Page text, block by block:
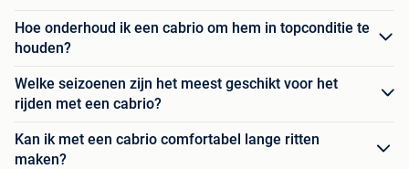
Hoe onderhoud ik een cabrio om hem in topconditie te
houden?
Welke seizoenen zijn het meest geschikt voor het
rijden met een cabrio?
Kan ik met een cabrio comfortabel lange ritten
maken?